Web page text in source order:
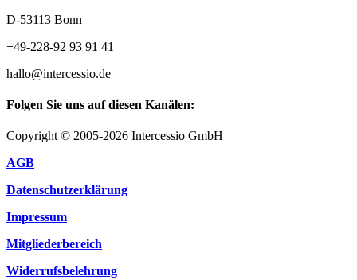
D-53113 Bonn
+49-228-92 93 91 41
hallo@intercessio.de
Folgen Sie uns auf diesen Kanälen:
Copyright © 2005-2026 Intercessio GmbH
AGB
Datenschutzerklärung
Impressum
Mitgliederbereich
Widerrufsbelehrung